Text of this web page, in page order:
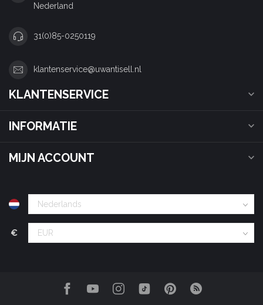
Nederland
31(0)85-0250119
klantenservice@uwantisell.nl
KLANTENSERVICE
INFORMATIE
MIJN ACCOUNT
€